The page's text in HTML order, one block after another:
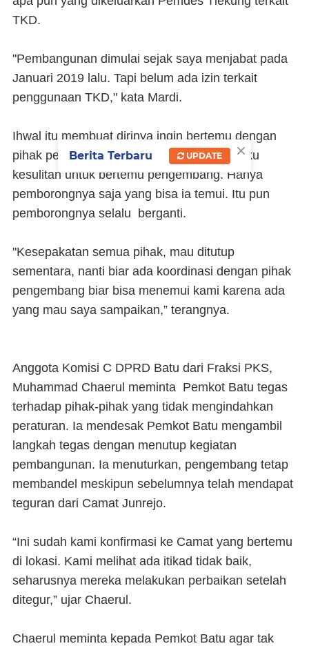
TKD.
"Pembangunan dimulai sejak saya menjabat pada
Januari 2019 lalu. Tapi belum ada izin terkait
penggunaan TKD," kata Mardi.
Ihwal itu membuat dirinya ingin bertemu dengan
pihak pengembang. Namun dirinya mengaku
kesulitan untuk bertemu pengembang. Hanya
pemborongnya saja yang bisa ia temui. Itu pun
pemborongnya selalu berganti.
"Kesepakatan semua pihak, mau ditutup
sementara, nanti biar ada koordinasi dengan pihak
pengembang biar bisa menemui kami karena ada
yang mau saya sampaikan,” terangnya.
Anggota Komisi C DPRD Batu dari Fraksi PKS,
Muhammad Chaerul meminta Pemkot Batu tegas
terhadap pihak-pihak yang tidak mengindahkan
peraturan. Ia mendesak Pemkot Batu mengambil
langkah tegas dengan menutup kegiatan
pembangunan. Ia menuturkan, pengembang tetap
membandel meskipun sebelumnya telah mendapat
teguran dari Camat Junrejo.
“Ini sudah kami konfirmasi ke Camat yang bertemu
di lokasi. Kami melihat ada itikad tidak baik,
seharusnya mereka melakukan perbaikan setelah
ditegur,” ujar Chaerul.
Chaerul meminta kepada Pemkot Batu agar tak
×
Berita Terbaru UPDATE